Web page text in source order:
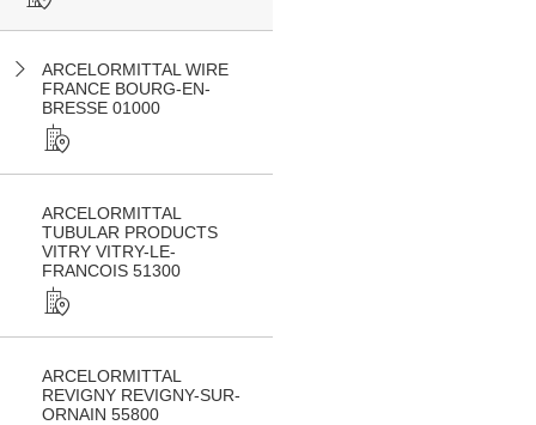
ARCELORMITTAL WIRE
FRANCE BOURG-EN-
BRESSE 01000
ARCELORMITTAL
TUBULAR PRODUCTS
VITRY VITRY-LE-
FRANCOIS 51300
ARCELORMITTAL
REVIGNY REVIGNY-SUR-
ORNAIN 55800